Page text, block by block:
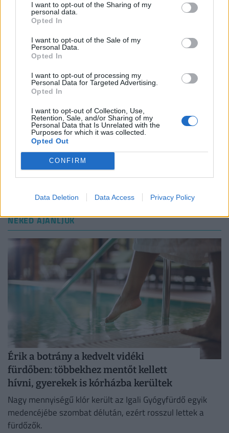
I want to opt-out of the Sharing of my
personal data.
Opted In
I want to opt-out of the Sale of my
Personal Data.
Opted In
I want to opt-out of processing my
Personal Data for Targeted Advertising.
Opted In
I want to opt-out of Collection, Use,
Retention, Sale, and/or Sharing of my
Personal Data that Is Unrelated with the
Purposes for which it was collected.
Opted Out
CONFIRM
Data Deletion Data Access Privacy Policy
A kézműves sörfőzdék között mindig is volt
és szerintem lesz is egyfajta bajtársiasság,
ahogy együtt “harcolnak” Dávidokként a
nagy Góliátok (sörkonszernek) ellen. Ha
valakinek szüksége van éppen néhány zsák
malátára, vagy hordóra, akkor autóba
pattanunk és elhozzuk tőlük és fordítva
- válaszolta Prischetzky Botond.
Címlapkép: Getty Images
#sör
#sörforradalom
#sörgyártás
#hellovidék
#kézműves sör
NEKED AJÁNLJUK
Érik a botrány a kedvelt vidéki
fürdőben: többekhez mentőt kellett
hívni, gyerekek is kórházba kerültek
Nagy mennyiségű klór került az Igali Gyógyfürdő egyik
medencéjébe szombat délután, ezért rosszul lettek a
fürdőzők.